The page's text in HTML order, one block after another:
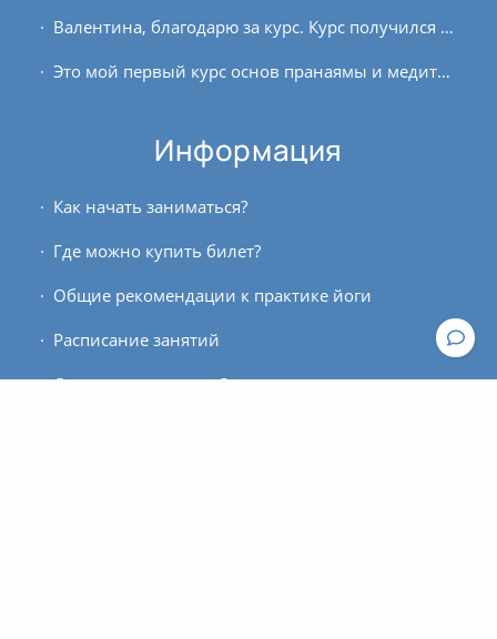
Валентина, благодарю за курс. Курс получился ёмким. Доступным для начинающих. Занятия выстроены от простого к сложному, что помогает продвигаться очень постепенно....
Это мой первый курс основ пранаямы и медитации. Йогой заинтересовалась около года назад (благодаря клубу OUM.RU), тогда же начала переходить на вегетарианское питание. Несколько...
Информация
Как начать заниматься?
Где можно купить билет?
Общие рекомендации к практике йоги
Расписание занятий
Для кого этот проект?